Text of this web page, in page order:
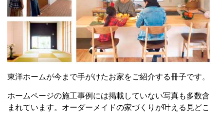
東洋ホームが今まで手がけたお家をご紹介する冊子です。
ホームページの施工事例には掲載していない写真も多数含
まれています。 オーダーメイドの家づくりが叶える 見どこ